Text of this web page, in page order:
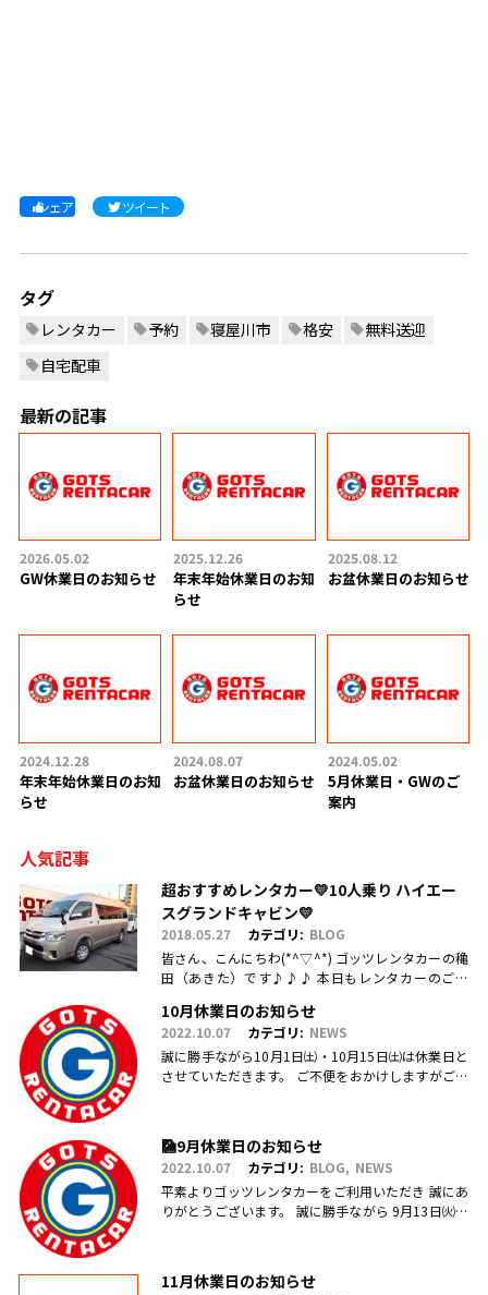
シェア ツイート
タグ
レンタカー 予約 寝屋川市 格安
無料送迎
自宅配車
最新の記事
2026.05.02
GW休業日のお知らせ
2025.12.26
年末年始休業日のお知
らせ
2025.08.12
お盆休業日のお知らせ
2024.12.28
年末年始休業日のお知
らせ
2024.08.07
お盆休業日のお知らせ
2024.05.02
5月休業日・GWのご
案内
人気記事
超おすすめレンタカー💛10人乗り ハイエー
スグランドキャビン💛
2018.05.27 カテゴリ: BLOG
皆さん、こんにちわ(*^▽^*) ゴッツレンタカーの穐
田（あきた）です♪♪♪ 本日もレンタカーのご利
りがとうございます(.....
10月休業日のお知らせ
2022.10.07 カテゴリ: NEWS
誠に勝手ながら10月1日㈯・10月15日㈯は休業日と
させていただきます。 ご不便をおかけしますがご理
🎑9月休業日のお知らせ
2022.10.07 カテゴリ: BLOG
NEWS
平素よりゴッツレンタカーをご利用いただき 誠にあ
りがとうございます。 誠に勝手ながら 9月13日㈫・
11月休業日のお知らせ